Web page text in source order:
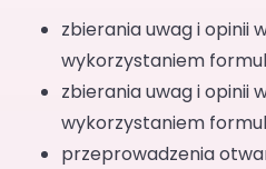
zbierania uwag i opinii
wykorzystaniem
zbierania uwag i opinii
wykorzystaniem
przeprowadzenia